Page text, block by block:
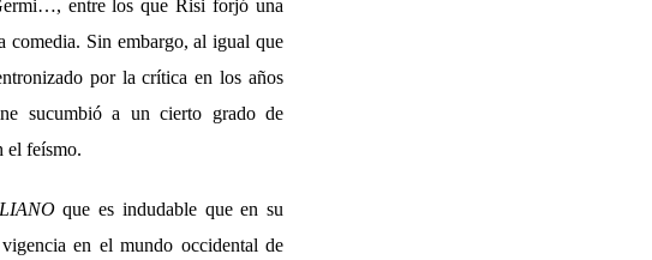
entre los que Risi forjó una
comedia. Sin embargo, al igual que
por la crítica en los años
sucumbió a un cierto grado de
el feísmo.
que es indudable que en su
en el mundo occidental de